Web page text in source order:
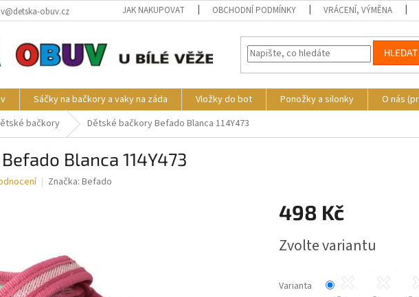
obuv.cz JAK NAKUPOVAT OBCHODNÍ PODMÍNKY VRÁCENÍ, VÝMĚNA
HLEDAT
Sáčky na bačkory a vaky na záda Vložky do bot Ponožky a silonky O nás
bačkory Dětské bačkory Befado Blanca 114Y473
Blanca 114Y473
Značka: Befado
498 Kč
cena:
Zvolte variantu
Varianta